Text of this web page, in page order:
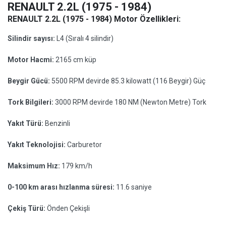
RENAULT 2.2L (1975 - 1984)
RENAULT 2.2L (1975 - 1984) Motor Özellikleri:
Silindir sayısı: L4 (Sıralı 4 silindir)
Motor Hacmi: 2165 cm küp
Beygir Gücü: 5500 RPM devirde 85.3 kilowatt (116 Beygir) Güç
Tork Bilgileri: 3000 RPM devirde 180 NM (Newton Metre) Tork
Yakıt Türü: Benzinli
Yakıt Teknolojisi: Carburetor
Maksimum Hız: 179 km/h
0-100 km arası hızlanma süresi: 11.6 saniye
Çekiş Türü: Önden Çekişli